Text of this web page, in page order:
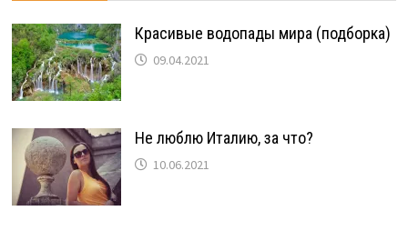
Красивые водопады мира (подборка)
09.04.2021
Не люблю Италию, за что?
10.06.2021